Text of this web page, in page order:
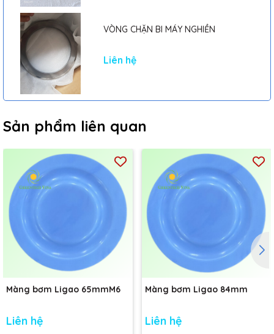
VÒNG CHẶN BI MÁY NGHIỀN
Liên hệ
Sản phẩm liên quan
Màng bơm Ligao 65mmM6
Liên hệ
Màng bơm Ligao 84mm
Liên hệ